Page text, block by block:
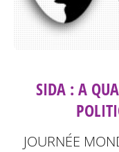
SIDA : A
JOURNÉE